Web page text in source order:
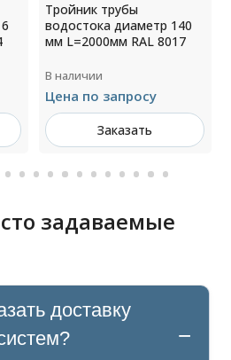
Тройник трубы
водостока диаметр 140
мм L=2000мм RAL 8017
В наличии
Цена по запросу
Заказать
задаваемые
доставку